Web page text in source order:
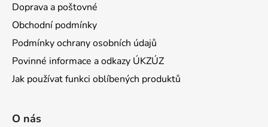
Doprava a poštovné
Obchodní podmínky
Podmínky ochrany osobních údajů
Povinné informace a odkazy ÚKZÚZ
Jak používat funkci oblíbených produktů
O nás